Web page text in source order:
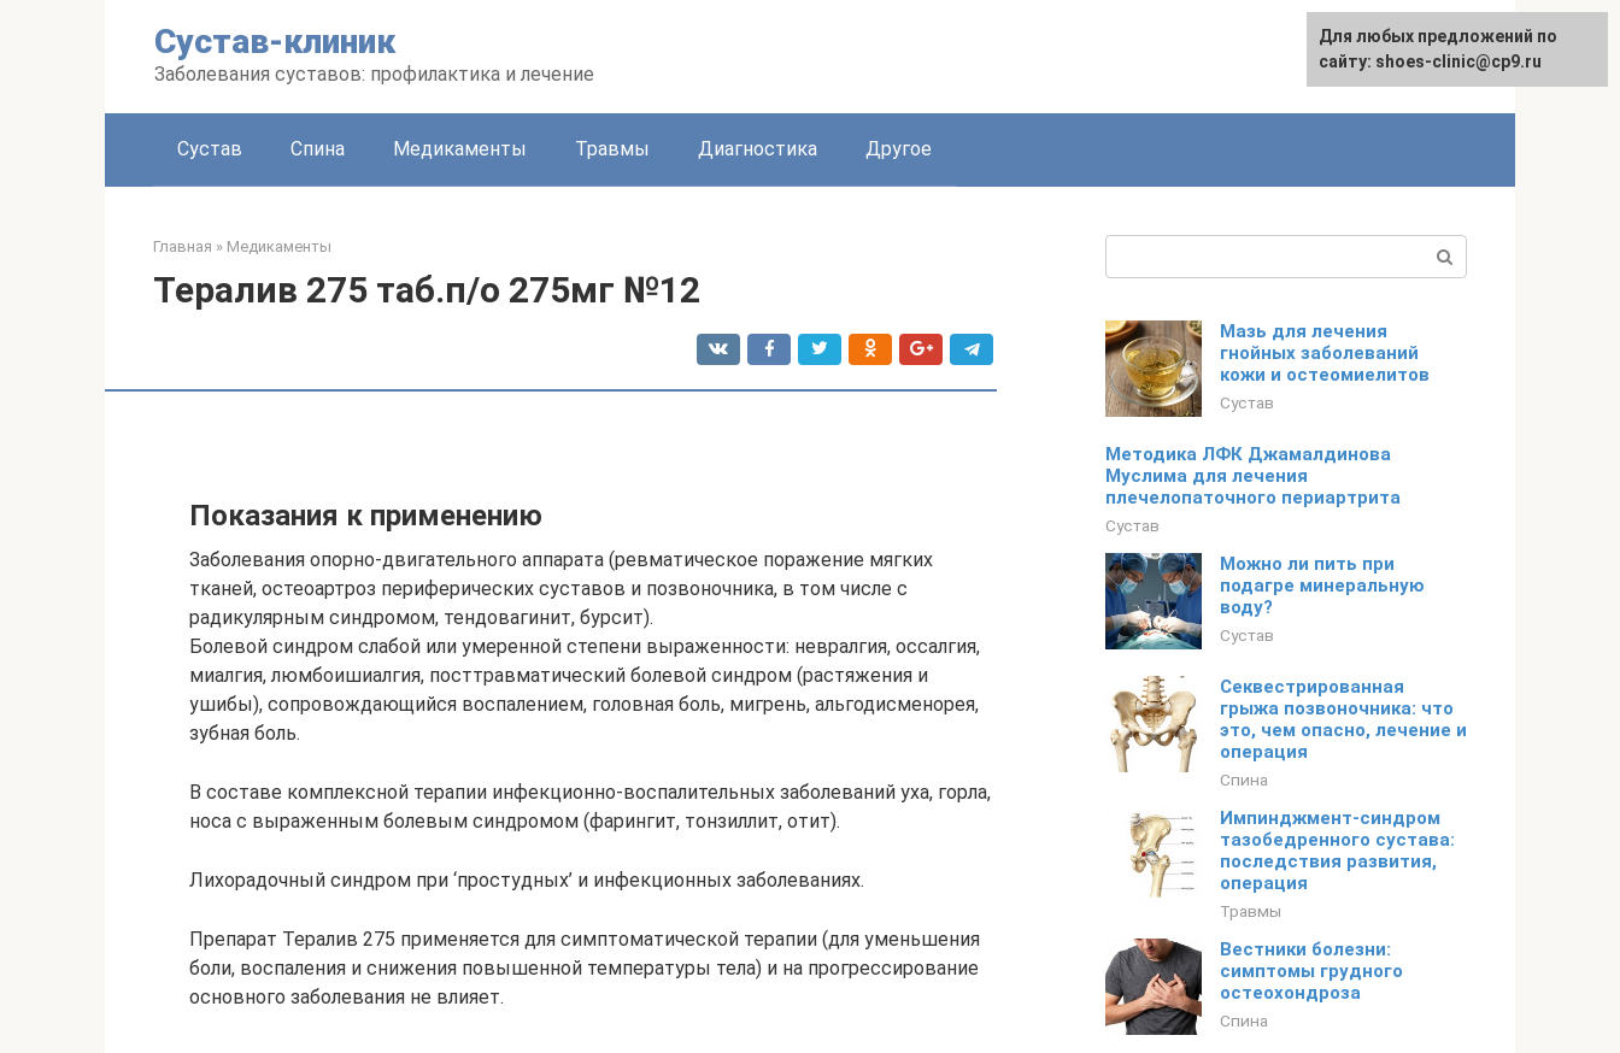
Сустав-клиник
Заболевания суставов: профилактика и лечение
Сустав Спина Медикаменты Травмы Диагностика Другое
Главная » Медикаменты
Тералив 275 таб.п/о 275мг №12
Показания к применению
Заболевания опорно-двигательного аппарата (ревматическое поражение мягких
тканей, остеоартроз периферических суставов и позвоночника, в том числе с
радикулярным синдромом, тендовагинит, бурсит).
Болевой синдром слабой или умеренной степени выраженности: невралгия, оссалгия,
миалгия, люмбоишиалгия, посттравматический болевой синдром (растяжения и
ушибы), сопровождающийся воспалением, головная боль, мигрень, альгодисменорея,
зубная боль.
В составе комплексной терапии инфекционно-воспалительных заболеваний уха, горла,
носа с выраженным болевым синдромом (фарингит, тонзиллит, отит).
Лихорадочный синдром при ‘простудных’ и инфекционных заболеваниях.
Препарат Тералив 275 применяется для симптоматической терапии (для уменьшения
боли, воспаления и снижения повышенной температуры тела) и на прогрессирование
основного заболевания не влияет.
Мазь для лечения
гнойных заболеваний
кожи и остеомиелитов
Сустав
Методика ЛФК Джамалдинова
Муслима для лечения
плечелопаточного периартрита
Сустав
Можно ли пить при
подагре минеральную
воду?
Сустав
Секвестрированная
грыжа позвоночника: что
это, чем опасно, лечение и
операция
Спина
Импинджмент-синдром
тазобедренного сустава:
последствия развития,
операция
Травмы
Вестники болезни:
симптомы грудного
остеохондроза
Спина
Для любых предложений по
сайту: shoes-clinic@cp9.ru